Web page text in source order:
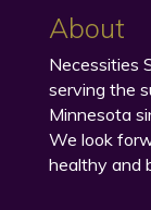
About
Necessities
serving the
Minnesota
We look
healthy and